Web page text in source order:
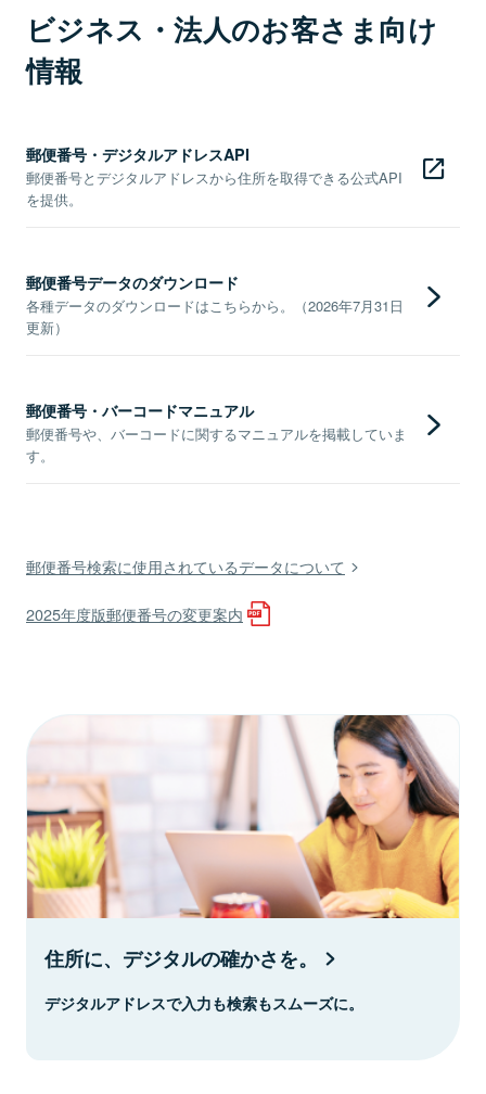
ビジネス・法人のお客さま向け
情報
郵便番号・デジタルアドレスAPI
郵便番号とデジタルアドレスから住所を取得できる公式API
を提供。
郵便番号データのダウンロード
各種データのダウンロードはこちらから。（2026年7月31日
更新）
郵便番号・バーコードマニュアル
郵便番号や、バーコードに関するマニュアルを掲載していま
す。
郵便番号検索に使用されているデータについて
2025年度版郵便番号の変更案内
住所に、デジタルの確かさを。
デジタルアドレスで入力も検索もスムーズに。